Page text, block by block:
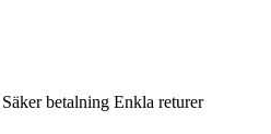
Säker betalning Enkla returer